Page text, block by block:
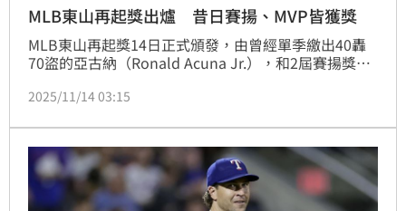
MLB東山再起獎出爐 昔日賽揚、MVP皆獲獎
MLB東山再起獎14日正式頒發，由曾經單季繳出40轟
70盜的亞古納（Ronald Acuna Jr.），和2屆賽揚獎得
季因傷缺席，今年重新在賽場上拿出表現，且都入選全
2025/11/14 03:15